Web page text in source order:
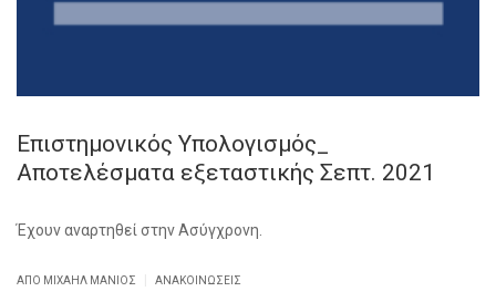
Επιστημονικός Υπολογισμός_
Αποτελέσματα εξεταστικής Σεπτ. 2021
Έχουν αναρτηθεί στην Ασύγχρονη.
ΑΠΌ ΜΙΧΑΉΛ ΜΑΝΙΌΣ ΑΝΑΚΟΙΝΏΣΕΙΣ